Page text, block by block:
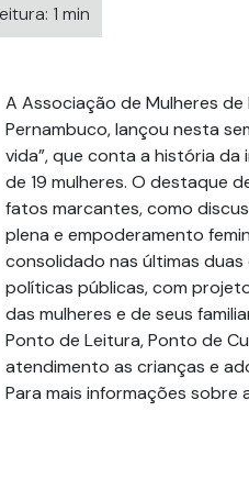
1 min
A Associação de Mulheres
Pernambuco, lançou nesta
vida”, que conta a história
de 19 mulheres. O destaque
fatos marcantes, como
plena e empoderamento
consolidado nas últimas
políticas públicas, com
das mulheres e de seus
Ponto de Leitura, Ponto de
atendimento as crianças e
Para mais informações sobre